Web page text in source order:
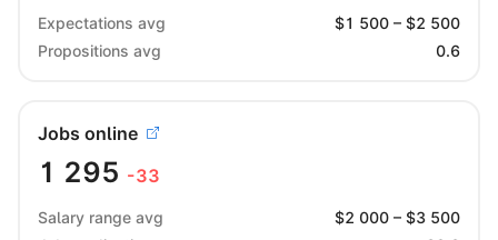
Expectations avg $1 500 – $2 500
Propositions avg
0.6
Jobs online
1 295 -33
Salary range avg $2 000 – $3 500